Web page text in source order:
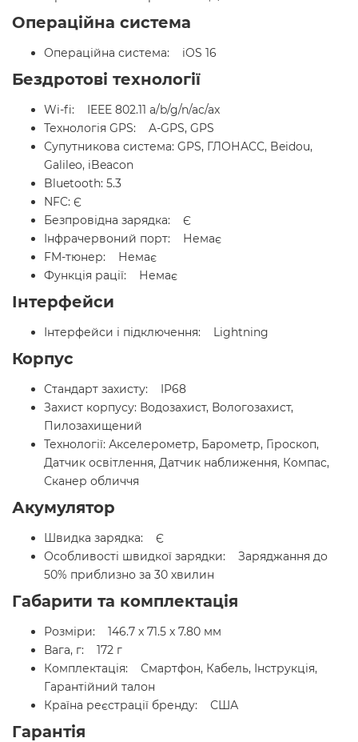
Операційна система
Операційна система: iOS 16
Бездротові технології
Wi-fi: IEEE 802.11 a/b/g/n/ac/ax
Технологія GPS: A-GPS, GPS
Супутникова система: GPS, ГЛОНАСС, Beidou,
Galileo, iBeacon
Bluetooth: 5.3
NFC: Є
Безпровідна зарядка: Є
Інфрачервоний порт: Немає
FM-тюнер: Немає
Функція рації: Немає
Інтерфейси
Інтерфейси і підключення: Lightning
Корпус
Стандарт захисту: IP68
Захист корпусу: Водозахист, Вологозахист,
Пилозахищений
Технології: Акселерометр, Барометр, Гіроскоп,
Датчик освітлення, Датчик наближення, Компас,
Сканер обличчя
Акумулятор
Швидка зарядка: Є
Особливості швидкої зарядки: Заряджання до
50% приблизно за 30 хвилин
Габарити та комплектація
Розміри: 146.7 x 71.5 x 7.80 мм
Вага, г: 172 г
Комплектація: Смартфон, Кабель, Інструкція,
Гарантійний талон
Країна реєстрації бренду: США
Гарантія